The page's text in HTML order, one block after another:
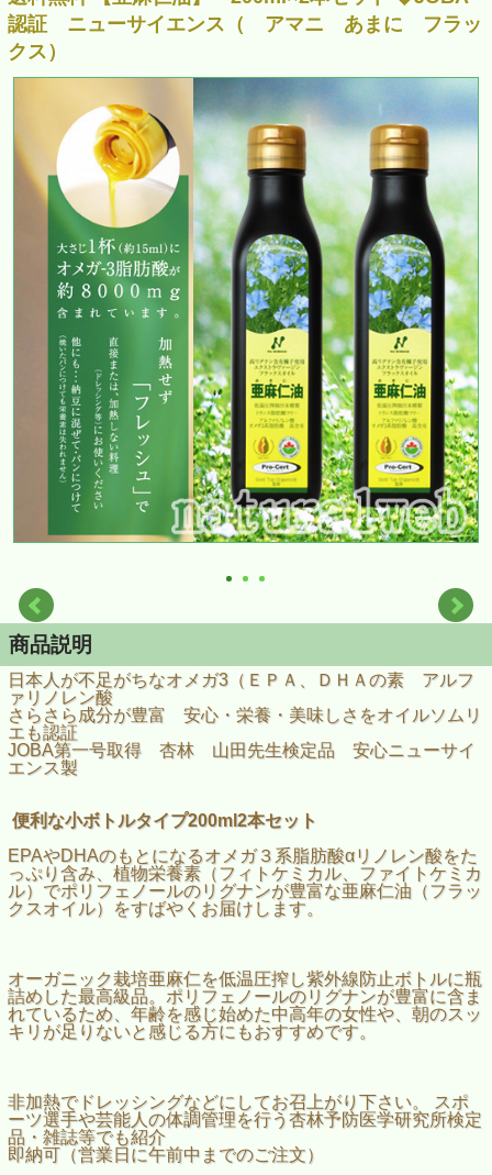
認証 ニューサイエンス（ アマニ あまに フラッ
クス）
商品説明
日本人が不足がちなオメガ3（ＥＰＡ、ＤＨＡの素 アルフ
ァリノレン酸
さらさら成分が豊富 安心・栄養・美味しさをオイルソムリ
エも認証
JOBA第一号取得 杏林 山田先生検定品 安心ニューサイ
エンス製
便利な小ボトルタイプ200ml2本セット
EPAやDHAのもとになるオメガ３系脂肪酸αリノレン酸をた
っぷり含み、植物栄養素（フィトケミカル、ファイトケミカ
ル）でポリフェノールのリグナンが豊富な亜麻仁油（フラッ
クスオイル）をすばやくお届けします。
オーガニック栽培亜麻仁を低温圧搾し紫外線防止ボトルに瓶
詰めした最高級品。ポリフェノールのリグナンが豊富に含ま
れているため、年齢を感じ始めた中高年の女性や、朝のスッ
キリが足りないと感じる方にもおすすめです。
非加熱でドレッシングなどにしてお召上がり下さい。 スポ
ーツ選手や芸能人の体調管理を行う杏林予防医学研究所検定
品・雑誌等でも紹介
即納可（営業日に午前中までのご注文）